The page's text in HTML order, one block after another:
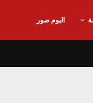
البوم صور